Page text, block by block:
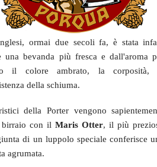
ormai due secoli fa, è stata
una bevanda più fresca e dall'aroma
il colore ambrato, la corposità,
della schiuma.
della Porter vengono
birraio con il Maris Otter, il più
di un luppolo speciale conferisce
agrumata.